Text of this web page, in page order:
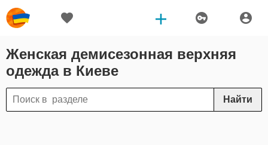
Женская демисезонная верхняя
одежда в Киеве
Найти